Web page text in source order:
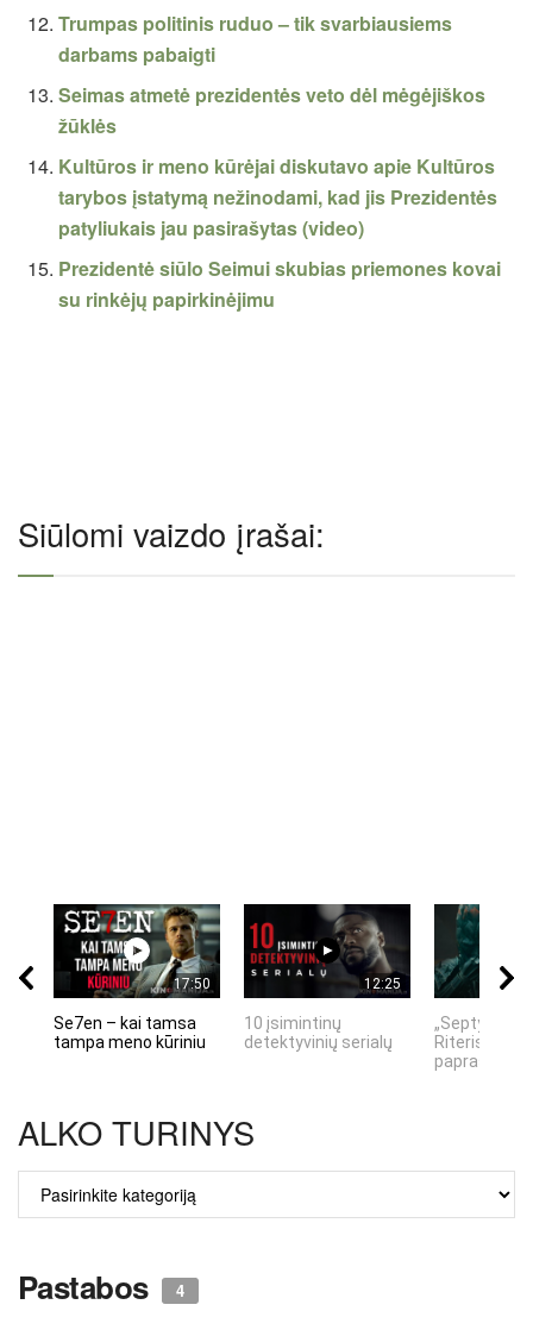
Trumpas politinis ruduo – tik svarbiausiems
darbams pabaigti
Seimas atmetė prezidentės veto dėl mėgėjiškos
žūklės
Kultūros ir meno kūrėjai diskutavo apie Kultūros
tarybos įstatymą nežinodami, kad jis Prezidentės
patyliukais jau pasirašytas (video)
Prezidentė siūlo Seimui skubias priemones kovai
su rinkėjų papirkinėjimu
Siūlomi vaizdo įrašai:
17:50
Se7en – kai tamsa
tampa meno kūriniu
12:25
10 įsimintinų
detektyvinių serialų
„Septynių
Riteris" – kai
ALKO TURINYS
TURINYS
Pastabos 4